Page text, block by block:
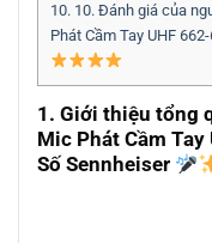
10. 10. Đánh giá của
Phát Cầm Tay UHF
1. Giới thiệu tổng
Mic Phát Cầm
Số Sennheiser